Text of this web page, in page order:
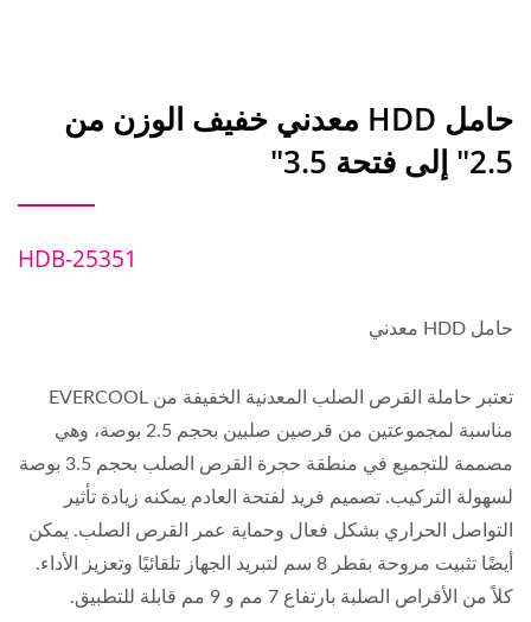
حامل HDD معدني خفيف الوزن من
2.5" إلى فتحة 3.5"
HDB-25351
حامل HDD معدني
تعتبر حاملة القرص الصلب المعدنية الخفيفة من EVERCOOL
مناسبة لمجموعتين من قرصين صلبين بحجم 2.5 بوصة، وهي
مصممة للتجميع في منطقة حجرة القرص الصلب بحجم 3.5 بوصة
لسهولة التركيب. تصميم فريد لفتحة العادم يمكنه زيادة تأثير
التواصل الحراري بشكل فعال وحماية عمر القرص الصلب. يمكن
أيضًا تثبيت مروحة بقطر 8 سم لتبريد الجهاز تلقائيًا وتعزيز الأداء.
كلاً من الأقراص الصلبة بارتفاع 7 مم و 9 مم قابلة للتطبيق.